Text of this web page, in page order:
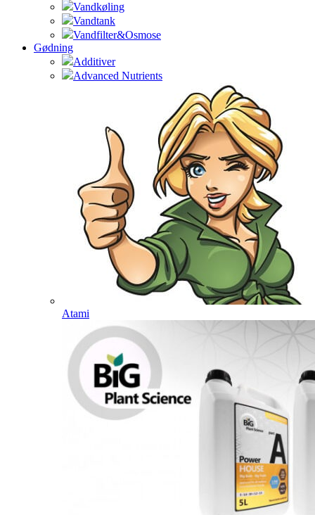
Vandkøling
Vandtank
Vandfilter&Osmose
Gødning
Additiver
Advanced Nutrients
Atami